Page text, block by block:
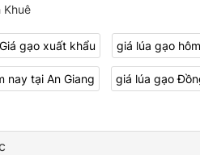
Khuê
Giá gạo xuất khẩu giá lúa gạo
nay tại An Giang giá lúa gạo